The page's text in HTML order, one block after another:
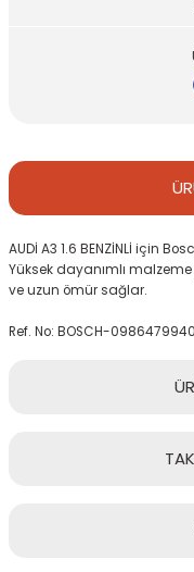
AUDİ A3 1.6 BENZİNLİ için
Yüksek dayanımlı
ve uzun ömür sağlar.
Ref. No: BOSCH-0986479940